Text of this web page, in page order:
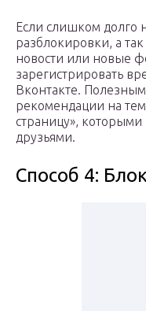
Если слишком долго
разблокировки, а так
новости или новые
зарегистрировать
Вконтакте.
рекомендации на
страницу»,
друзьями.
Способ 4: